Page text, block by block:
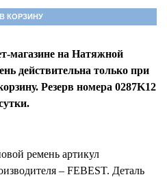
В КОРЗИНУ
магазине на Натяжной
действительна только при
Резерв номера 0287K12
ремень артикул
– FEBEST. Деталь